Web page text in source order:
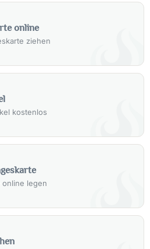
online
ziehen
kostenlos
online legen